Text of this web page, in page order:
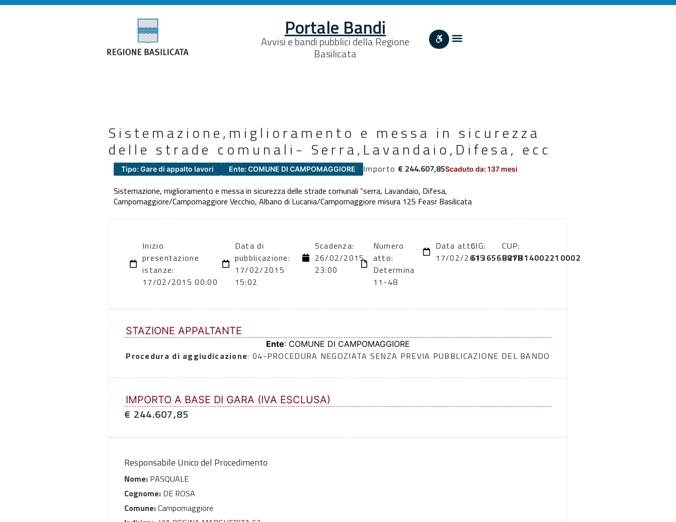
Portale Bandi
Avvisi e bandi pubblici della Regione
Basilicata
Sistemazione,miglioramento e messa in sicurezza
delle strade comunali- Serra,Lavandaio,Difesa, ecc
Tipo: Gare di appalto lavori Ente: COMUNE DI CAMPOMAGGIORE Importo € 244.607,85Scaduto da: 137 mesi
Sistemazione, miglioramento e messa in sicurezza delle strade comunali “serra, Lavandaio, Difesa,
Campomaggiore/Campomaggiore Vecchio, Albano di Lucania/Campomaggiore misura 125 Feasr Basilicata
Inizio
presentazione
istanze:
17/02/2015 00:00
Data di
pubblicazione:
17/02/2015
15:02
Scadenza:
26/02/2015
23:00
Numero
atto:
Determina
11-48
Data atto:
17/02/2015
CIG:
613656881B
CUP:
H27H14002210002
STAZIONE APPALTANTE
Ente: COMUNE DI CAMPOMAGGIORE
Procedura di aggiudicazione: 04-PROCEDURA NEGOZIATA SENZA PREVIA PUBBLICAZIONE DEL BANDO
IMPORTO A BASE DI GARA (IVA ESCLUSA)
€ 244.607,85
Responsabile Unico del Procedimento
Nome: PASQUALE
Cognome: DE ROSA
Comune:Campomaggiore